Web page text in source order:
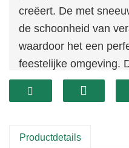
creëert. De met
de schoonheid van
waardoor het een
feestelijke omgeving.
voor compactere
tafelbladen of
Productdetails